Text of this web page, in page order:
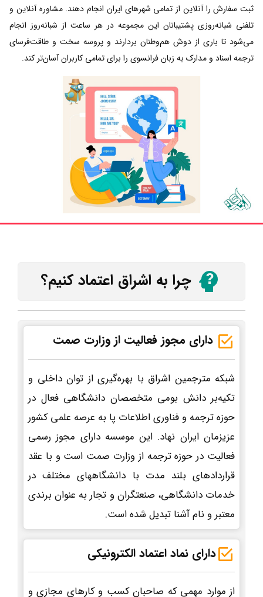
ثبت سفارش را آنلاین از تمامی شهرهای ایران انجام دهند. مشاوره آنلاین و
تلفنی شبانه‌روزی پشتیبانان این مجموعه در هر ساعت از شبانه‌روز انجام
می‌شود تا باری از دوش هم‌وطنان بردارند و پروسه سخت و طاقت‌فرسای
ترجمه اسناد و مدارک به زبان فرانسوی را برای تمامی کاربران آسان‌تر کند.
چرا به اشراق اعتماد کنیم؟
دارای مجوز فعالیت از وزارت صمت
شبکه مترجمین اشراق با بهره‌گیری از توان داخلی و
تکیه‌بر دانش بومی متخصصان دانشگاهی فعال در
حوزه ترجمه و فناوری اطلاعات پا به عرصه علمی کشور
عزیزمان ایران نهاد. این موسسه دارای مجوز رسمی
فعالیت در حوزه ترجمه از وزارت صمت است و با عقد
قراردادهای بلند مدت با دانشگاههای مختلف در
خدمات دانشگاهی، صنعتگران و تجار به عنوان برندی
معتبر و نام آشنا تبدیل شده است.
دارای نماد اعتماد الکترونیکی
از موارد مهمی که صاحبان کسب و کارهای مجازی و